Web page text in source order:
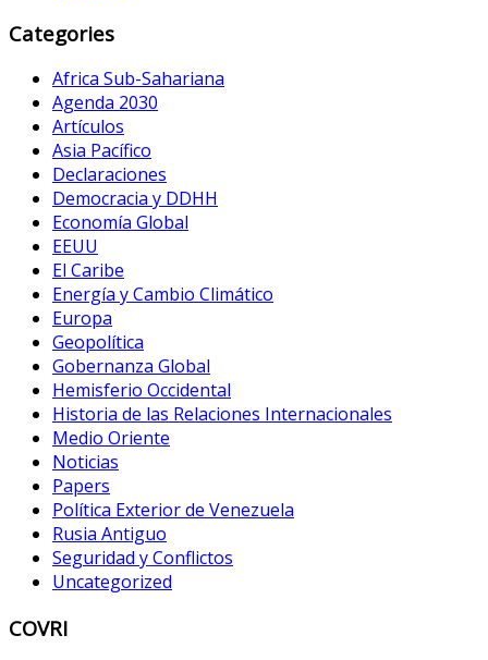
Categories
Africa Sub-Sahariana
Agenda 2030
Artículos
Asia Pacífico
Declaraciones
Democracia y DDHH
Economía Global
EEUU
El Caribe
Energía y Cambio Climático
Europa
Geopolítica
Gobernanza Global
Hemisferio Occidental
Historia de las Relaciones Internacionales
Medio Oriente
Noticias
Papers
Política Exterior de Venezuela
Rusia Antiguo
Seguridad y Conflictos
Uncategorized
COVRI